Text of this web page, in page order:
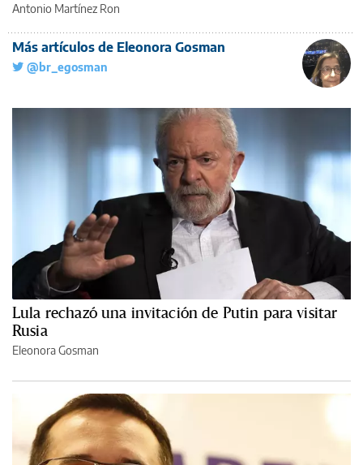
Antonio Martínez Ron
Más artículos de Eleonora Gosman
@br_egosman
Lula rechazó una invitación de Putin para visitar
Rusia
Eleonora Gosman